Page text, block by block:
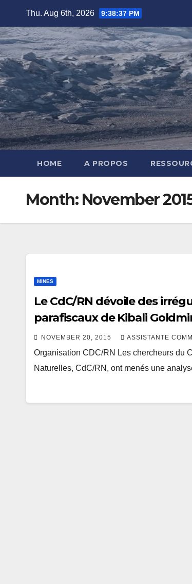
content
Thu. Aug 6th, 2026 9:38:38 PM
HOME A PROPOS
Month: November
MINES
Le CdC/RN dévoile des
parafiscaux de Kibali
NOVEMBER 20, 2015 ASSISTANTE
Organisation CDC/RN Les chercheurs du
Naturelles, CdC/RN, ont menés une